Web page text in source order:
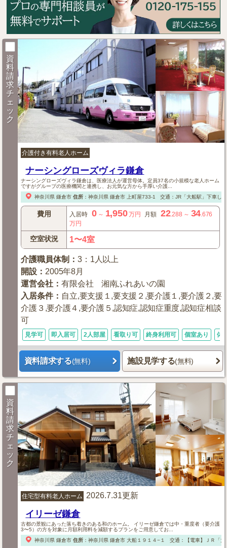
資
料
請
求
チ
ェ
ッ
ク
介護付き有料老人ホーム
ナーシングローズヴィラ鎌倉
ナーシングローズヴィラ鎌倉は、医療法人が運営母体。定員37名の小規模な老人ホーム
ですがグループの医療機関と連携し、お元気な方から手厚い介護...
神奈川県 鎌倉市 住所： 神奈川県 鎌倉市上町屋733-1 交通：JR「大船駅」下車し
費用 入居時 0～ 1,950万円 月額 22.288 ～ 34.676
万円
空室状況 1〜4室
介護職員体制 ：3：1人以上
開設 ： 2005年8月
運営会社 ：有限会社 湘南ふれあいの園
入居条件： 自立,要支援１,要支援２,要介護１,要介護２,要
介護３,要介護４,要介護５,認知症,認知症重度,認知症相談
可
見学可 即入居可 2人部屋 看取り可 終身利用可 個室あり 体
資料請求する(無料) 施設見学する(無料)
資
料
請
求
チ
ェ
ッ
ク
住宅型有料老人ホーム 2026.7.31更新
イリーゼ鎌倉
古都の景観にあった落ち着きのある和のホーム。 イリーゼ鎌倉では中・重度者（要介護
3〜5）の方を対象に月額利用料を減額するプランをご用意してお...
神奈川県 鎌倉市 住所： 神奈川県 鎌倉市大船１９１４−１ 交通：【電車】ＪＲ「